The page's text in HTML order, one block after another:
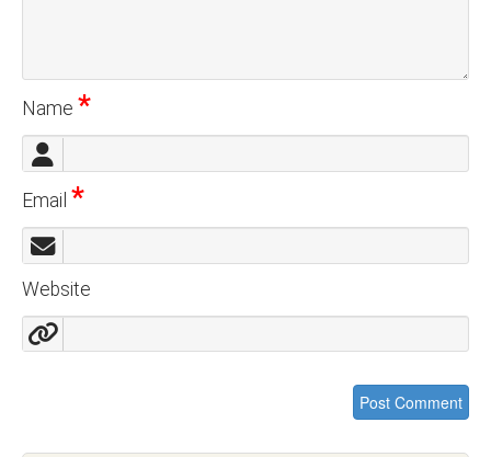
Name *
Email *
Website